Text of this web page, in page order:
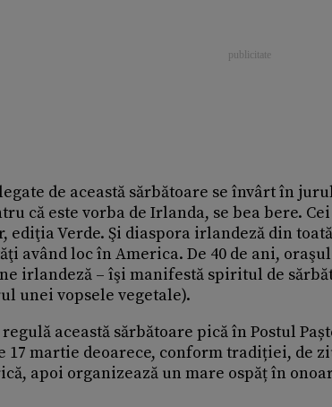
de această sărbătoare se învârt în
că este vorba de Irlanda, se bea bere.
ediţia Verde. Şi diaspora irlandeză din
având loc în America. De 40 de ani,
irlandeză – îşi manifestă spiritul de
unei vopsele vegetale).
această sărbătoare pică în Postul
17 martie deoarece, conform tradiției, de
apoi organizează un mare ospăț în